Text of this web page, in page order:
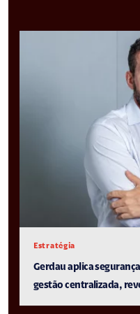
Estratégia
Gerdau aplica
gestão centralizada,